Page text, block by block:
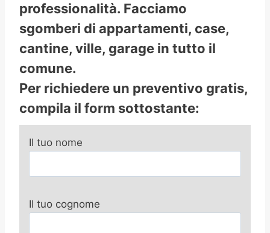
professionalità. Facciamo
sgomberi di appartamenti, case,
cantine, ville, garage in tutto il
comune.
Per richiedere un preventivo gratis,
compila il form sottostante:
Il tuo nome
Il tuo cognome